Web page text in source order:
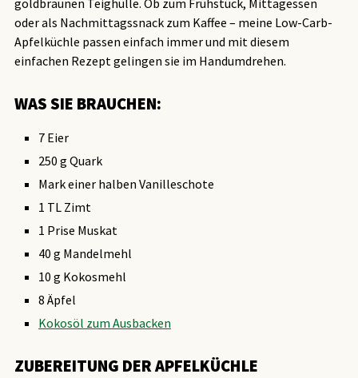
goldbraunen Teighülle. Ob zum Frühstück, Mittagessen
oder als Nachmittagssnack zum Kaffee – meine Low-Carb-
Apfelküchle passen einfach immer und mit diesem
einfachen Rezept gelingen sie im Handumdrehen.
WAS SIE BRAUCHEN:
7 Eier
250 g Quark
Mark einer halben Vanilleschote
1 TL Zimt
1 Prise Muskat
40 g Mandelmehl
10 g Kokosmehl
8 Äpfel
Kokosöl zum Ausbacken
ZUBEREITUNG DER APFELKÜCHLE